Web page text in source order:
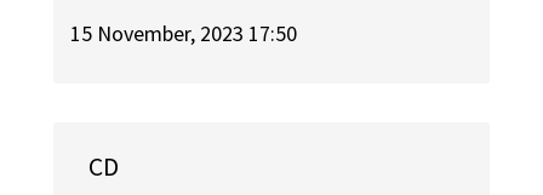
15 November, 2023 17:50
CD